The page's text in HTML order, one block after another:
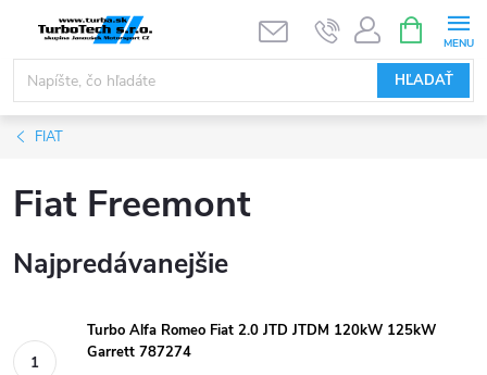
obsah
HĽADAŤ
KOŠÍK
FIAT
Fiat Freemont
Najpredávanejšie
Turbo Alfa Romeo Fiat 2.0 JTD JTDM 120kW 125kW
Garrett 787274